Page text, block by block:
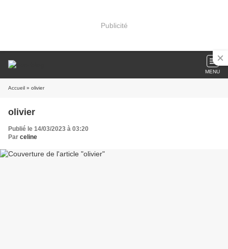
Publicité
MENU
Accueil » olivier
olivier
Publié le 14/03/2023 à 03:20
Par celine